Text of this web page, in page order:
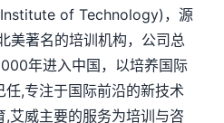
of Technology)，源
美著名的培训机构，公司总
年进入中国，以培养国际
,专注于国际前沿的新技术
艾威主要的服务为培训与咨